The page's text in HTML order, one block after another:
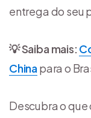
entrega do seu
💡 Saiba mais:
Chinapara o
Descubra o